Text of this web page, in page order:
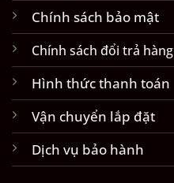
Chính sách bảo mật
Chính sách đổi trả hàng
Hình thức thanh toán
Vận chuyển lắp đặt
Dịch vụ bảo hành